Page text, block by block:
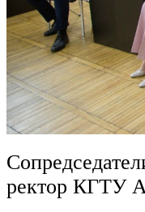
ректор КГТУ